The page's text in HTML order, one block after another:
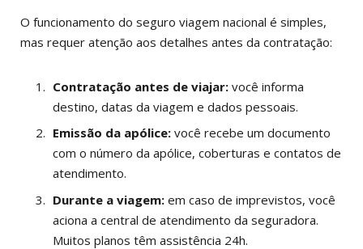
O funcionamento do seguro viagem nacional é simples,
mas requer atenção aos detalhes antes da contratação:
Contratação antes de viajar: você informa
destino, datas da viagem e dados pessoais.
Emissão da apólice: você recebe um documento
com o número da apólice, coberturas e contatos de
atendimento.
Durante a viagem: em caso de imprevistos, você
aciona a central de atendimento da seguradora.
Muitos planos têm assistência 24h.